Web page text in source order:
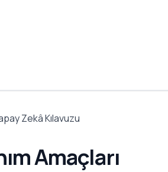
Zekâ Kılavuzu
Amaçları